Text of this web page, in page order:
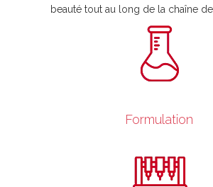
beauté tout au long de la chaîne
SOIN, HYGIENE &
Formulation